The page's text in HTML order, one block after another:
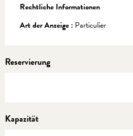
Rechtliche Informationen
Rechtliche Informationen
Art der Anzeige : Particulier
Reservierung
Kapazität